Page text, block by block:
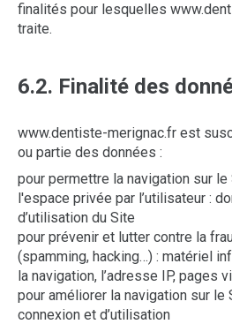
finalités pour lesquelles
traite.
6.2. Finalité des
www.dentiste-merignac.fr est
ou partie des données :
pour permettre la navigation sur
l'espace privée par l’utilisateur :
d’utilisation du Site
pour prévenir et lutter contre la
(spamming, hacking…) : matériel
la navigation, l’adresse IP, pages
pour améliorer la navigation sur le
connexion et d’utilisation